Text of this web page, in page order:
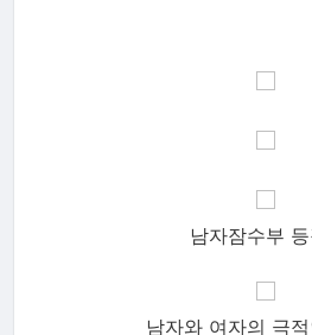
남자잠수부
남자와 여자의 극